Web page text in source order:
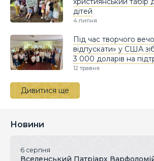
дітей
4 липня
Під час творчого
відпускати» у США
3 000 доларів на
12 травня
Дивитися ще
Новини
6 серпня
Вселенський Патріарх